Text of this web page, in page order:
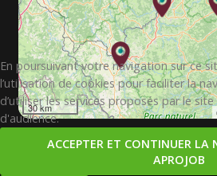
30 km
En poursuivant votre navigation sur ce
l’utilisation de cookies pour faciliter la
d’utiliser les services proposés par le
d'audience.
ACCEPTER ET CONTINUER LA
APROJOB